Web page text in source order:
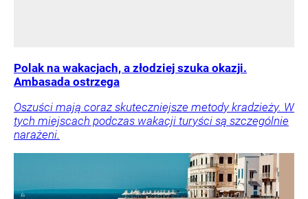
Polak na wakacjach, a złodziej szuka okazji.
Ambasada ostrzega
Oszuści mają coraz skuteczniejsze metody kradzieży. W
tych miejscach podczas wakacji turyści są szczególnie
narażeni.